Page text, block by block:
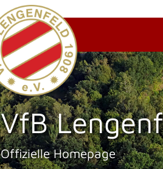
VfB
Offizielle Homepage